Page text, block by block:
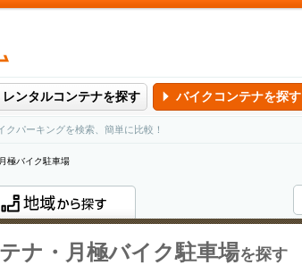
ンタルコンテナを探す バイクコンテナを探す
パーキングを検索、簡単に比較！
極バイク駐車場
ナ・月極バイク駐車場を探す